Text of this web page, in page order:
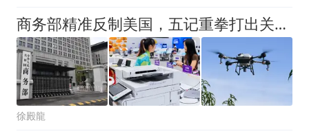
商务部精准反制美国，五记重拳打出关键信号，企业要提前做好准备
徐殿龍